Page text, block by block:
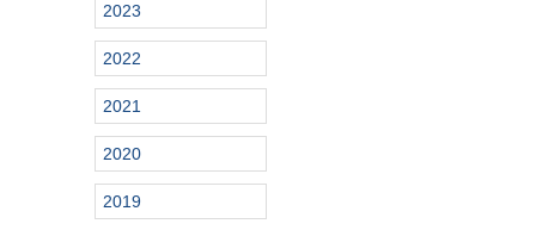
2023
2022
2021
2020
2019